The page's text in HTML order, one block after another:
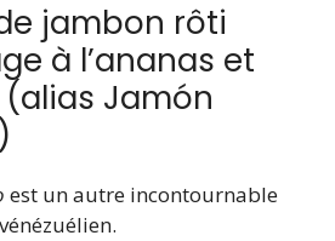
jambon rôti
à l’ananas et
Jamón
est un autre incontournable